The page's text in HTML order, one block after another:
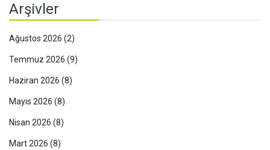
Arşivler
Ağustos 2026 (2)
Temmuz 2026 (9)
Haziran 2026 (8)
Mayıs 2026 (8)
Nisan 2026 (8)
Mart 2026 (8)